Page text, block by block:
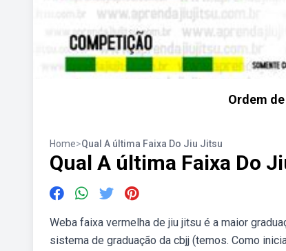
Ordem
Home>Qual A última Faixa Do Jiu Jitsu
Qual A última Faixa Do
Weba faixa vermelha de jiu jitsu é a maior
sistema de graduação da cbjj (temos. Como